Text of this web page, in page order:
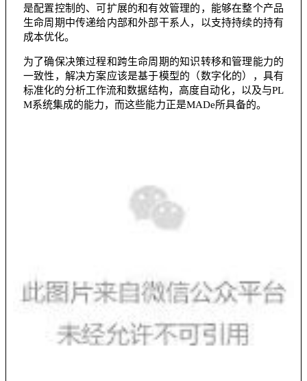
是配置控制的、可扩展的和有效管理的，能够在整个产品
生命周期中传递给内部和外部干系人，以支持持续的持有
成本优化。
为了确保决策过程和跨生命周期的知识转移和管理能力的
一致性，解决方案应该是基于模型的（数字化的），具有
标准化的分析工作流和数据结构，高度自动化，以及与PL
M系统集成的能力，而这些能力正是MADe所具备的。